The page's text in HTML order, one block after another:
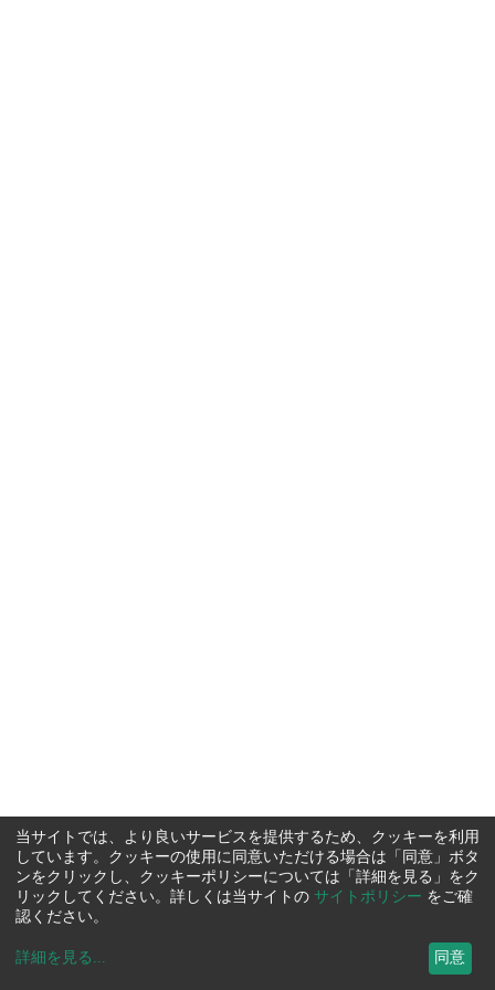
当サイトでは、より良いサービスを提供するため、クッキーを利用
しています。クッキーの使用に同意いただける場合は「同意」ボタ
ンをクリックし、クッキーポリシーについては「詳細を見る」をク
リックしてください。詳しくは当サイトの サイトポリシー をご確
認ください。
詳細を見る ... 同意